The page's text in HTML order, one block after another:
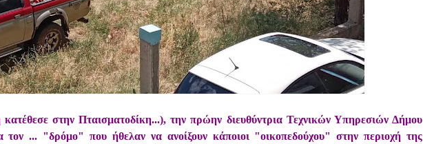
στην Πταισματοδίκη...), την πρώην διευθύντρια Τεχνικών Υπηρεσιών Δήμου
... "δρόμο" που ήθελαν να ανοίξουν κάποιοι "οικοπεδούχου" στην περιοχή της